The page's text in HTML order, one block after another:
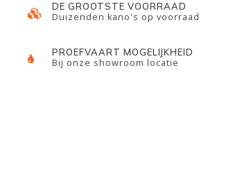
DE GROOTSTE VOORRAAD
Duizenden kano's op voorraad
PROEFVAART MOGELIJKHEID
Bij onze showroom locatie